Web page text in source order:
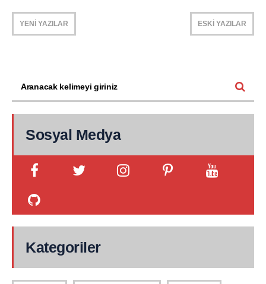
YENİ YAZILAR ESKİ YAZILAR
Sosyal Medya
Kategoriler